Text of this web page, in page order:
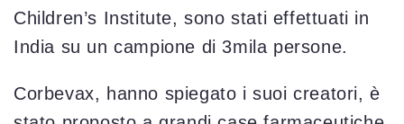
Children’s Institute, sono stati effettuati in
India su un campione di 3mila persone.
Corbevax, hanno spiegato i suoi creatori, è